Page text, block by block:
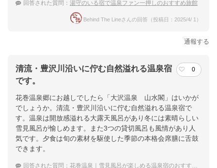
回答された質問： 湯守のいる宿で温泉ファン一押しのおすすめ旅館
Behind The Lineさんの回答（投稿日：2025/4/ 1）
通報する
清流・豊沢川沿いに佇む自然溢れる温泉宿
です。
0
花巻温泉郷にお越しでしたら「大沢温泉 山水閣」はいかが
でしょうか。清流・豊沢川沿いに佇む自然溢れる温泉宿で
す。温泉は開放感溢れる大露天風呂があり冬には素晴らしい
雪見風呂が愉しめます。また3つの貸切風呂も風情があり人
気です。夕食は旬の素材を駆使した季節の本格会席膳に舌鼓
できます。
回答された質問： 花巻温泉｜雪見風呂が楽しめる温泉宿のおすすめを教えて！